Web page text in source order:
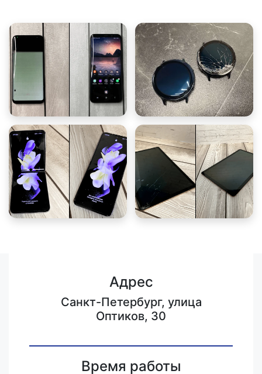
Адрес
Санкт-Петербург, улица
Оптиков, 30
Время работы